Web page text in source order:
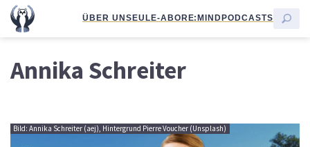
ÜBER UNSEULE-ABORE:MINDPODCASTS
Annika Schreiter
Bild: Annika Schreiter (aej), Hintergrund Pierre Voucher (Unsplash)